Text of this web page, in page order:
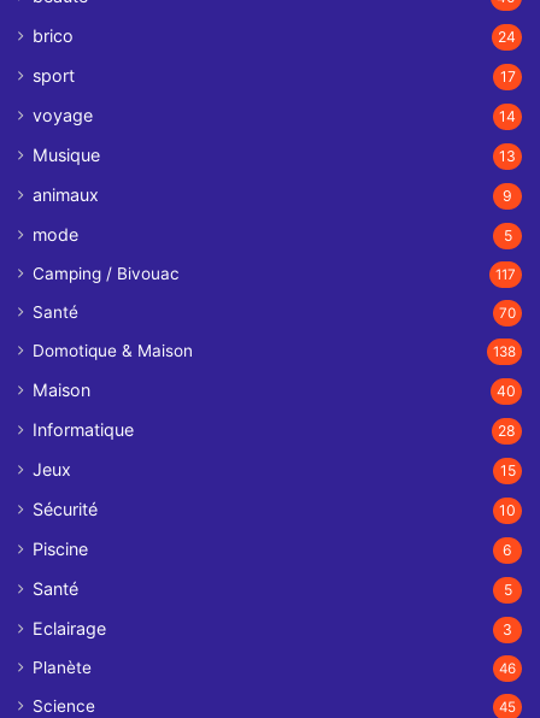
brico 24
sport 17
voyage 14
Musique 13
animaux 9
mode 5
Camping / Bivouac 117
Santé 70
Domotique & Maison 138
Maison 40
Informatique 28
Jeux 15
Sécurité 10
Piscine 6
Santé 5
Eclairage 3
Planète 46
Science 45